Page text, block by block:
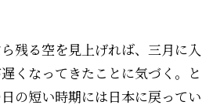
残る空を見上げれば、三月に入
くなってきたことに気づく。と
の短い時期には日本に戻ってい